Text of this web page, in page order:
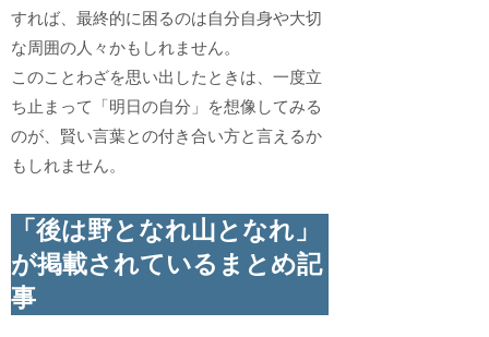
すれば、最終的に困るのは自分自身や大切
な周囲の人々かもしれません。
このことわざを思い出したときは、一度立
ち止まって「明日の自分」を想像してみる
のが、賢い言葉との付き合い方と言えるか
もしれません。
「後は野となれ山となれ」
が掲載されているまとめ記
事